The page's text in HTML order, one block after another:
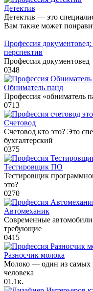
Детектив
Детектив — это
Вам также может
Профессия
перспектив
Профессия документовед
0348
Обниматель панд
Профессия «обниматель
0713
Счетовод
Счетовод кто это? Это
бухгалтерский
0375
Тестировщик ПО
Тестировщик
это?
0270
Автомеханик
Современные
требующие
0415
Разносчик молока
Молоко — один из самых
человека
01.1к.